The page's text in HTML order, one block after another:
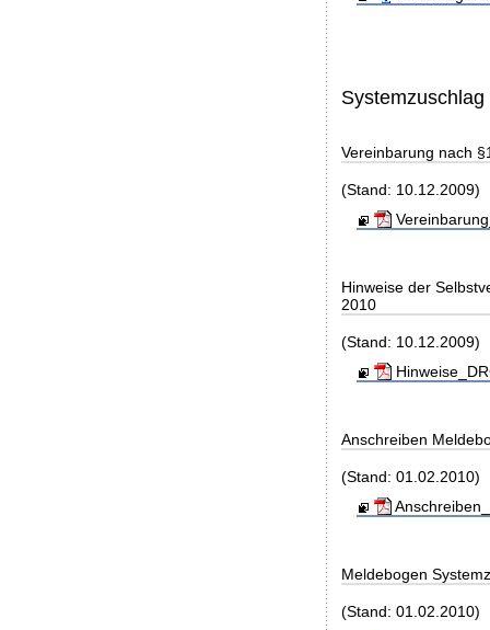
Systemzuschlag
Vereinbarung nach
(Stand: 10.12.2009)
Hinweise der
2010
(Stand: 10.12.2009)
Anschreiben
(Stand: 01.02.2010)
Meldebogen
(Stand: 01.02.2010)